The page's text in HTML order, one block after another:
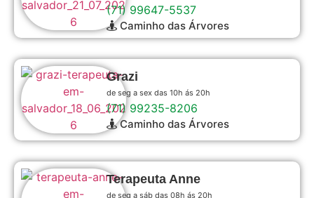
(71) 99647-5537
Caminho das Árvores
Grazi
de seg a sex das 10h ás 20h
(71) 99235-8206
Caminho das Árvores
Terapeuta Anne
de seg a sáb das 08h ás 20h